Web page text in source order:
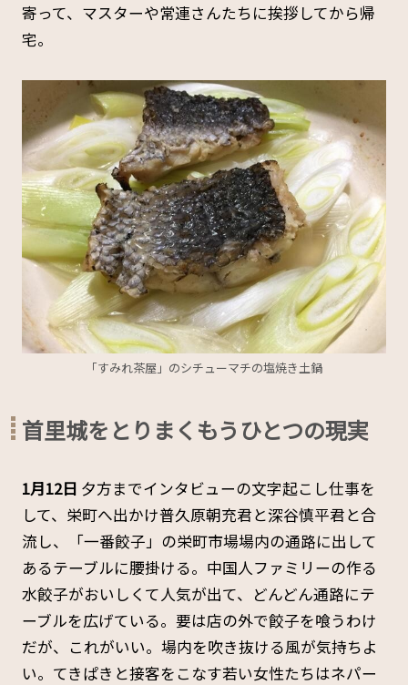
寄って、マスターや常連さんたちに挨拶してから帰
宅。
「すみれ茶屋」のシチューマチの塩焼き土鍋
首里城をとりまくもうひとつの現実
1月12日 夕方までインタビューの文字起こし仕事を
して、栄町へ出かけ普久原朝充君と深谷慎平君と合
流し、「一番餃子」の栄町市場場内の通路に出して
あるテーブルに腰掛ける。中国人ファミリーの作る
水餃子がおいしくて人気が出て、どんどん通路にテ
ーブルを広げている。要は店の外で餃子を喰うわけ
だが、これがいい。場内を吹き抜ける風が気持ちよ
い。てきぱきと接客をこなす若い女性たちはネパー